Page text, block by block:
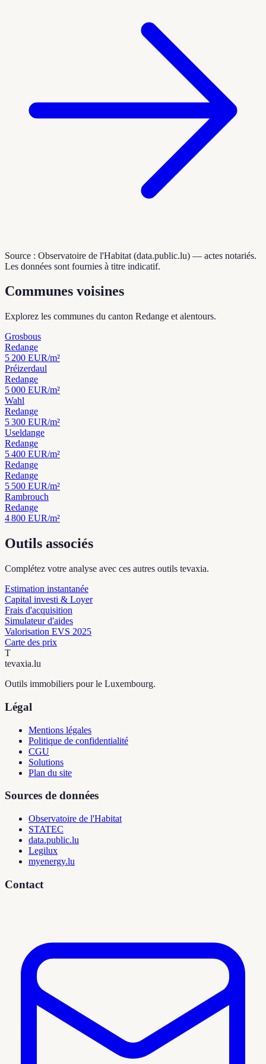
Source : Observatoire de l'Habitat (data.public.lu) — actes notariés.
Les données sont fournies à titre indicatif.
Communes voisines
Explorez les communes du canton Redange et alentours.
Grosbous
Redange
5 200 EUR/m²
Préizerdaul
Redange
5 000 EUR/m²
Wahl
Redange
5 300 EUR/m²
Useldange
Redange
5 400 EUR/m²
Redange
Redange
5 500 EUR/m²
Rambrouch
Redange
4 800 EUR/m²
Outils associés
Complétez votre analyse avec ces autres outils tevaxia.
Estimation instantanée
Capital investi & Loyer
Frais d'acquisition
Simulateur d'aides
Valorisation EVS 2025
Carte des prix
T
tevaxia.lu
Outils immobiliers pour le Luxembourg.
Légal
Mentions légales
Politique de confidentialité
CGU
Solutions
Plan du site
Sources de données
Observatoire de l'Habitat
STATEC
data.public.lu
Legilux
myenergy.lu
Contact